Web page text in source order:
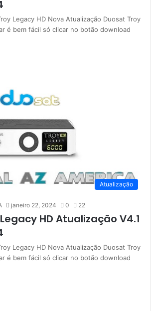
Legacy HD Nova Atualização Duosat Troy
é bem fácil só clicar no botão download
Atualização
janeiro 22, 2024 0 22
HD Atualização V4.1
Legacy HD Nova Atualização Duosat Troy
é bem fácil só clicar no botão download